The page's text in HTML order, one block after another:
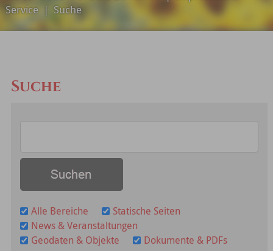
Service | Suche
Suche
Alle Bereiche
Statische Seiten
News & Veranstaltungen
Geodaten & Objekte
Dokumente & PDFs